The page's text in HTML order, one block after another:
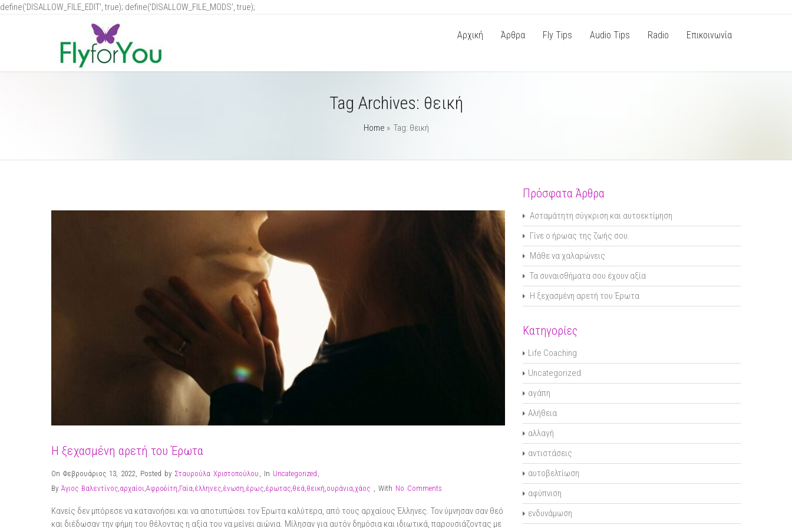
define('DISALLOW_FILE_EDIT', true); define('DISALLOW_FILE_MODS', true);
Αρχική Άρθρα Fly Tips Audio Tips Radio Επικοινωνία
Tag Archives: θεική
Home » Tag: θεική
Η ξεχασμένη αρετή του Έρωτα
On Φεβρουάριος 13, 2022, Posted by Σταυρούλα Χριστοπούλου , In Uncategorized ,
By Άγιος Βαλεντίνος,αρχαίοι,Αφροδίτη,Γαία,έλληνες,ένωση,έρως,έρωτας,θεά,θεική,ουράνια,χάος , With No Comments
Κανείς δεν μπόρεσε να κατανοήσει και να αποτυπώσει τον Έρωτα καλύτερα, από τους αρχαίους Έλληνες. Τον ύμνησαν σαν θεό
και διέδωσαν την φήμη του θέλοντας η αξία του να μείνει αιώνια. Μίλησαν για αυτόν δημόσια και ιδιωτικά, παρουσιάζοντας με
Πρόσφατα Άρθρα
Ασταμάτητη σύγκριση και αυτοεκτίμηση
Γίνε ο ήρωας της ζωής σου.
Μάθε να χαλαρώνεις
Τα συναισθήματα σου έχουν αξία
Η ξεχασμένη αρετή του Έρωτα
Κατηγορίες
Life Coaching
Uncategorized
αγάπη
Αλήθεια
αλλαγή
αντιστάσεις
αυτοβελτίωση
αφύπνιση
ενδυνάμωση